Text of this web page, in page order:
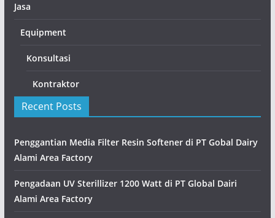
Jasa
Equipment
Konsultasi
Kontraktor
Recent Posts
Penggantian Media Filter Resin Softener di PT Gobal Dairy
Alami Area Factory
Pengadaan UV Sterillizer 1200 Watt di PT Global Dairi
Alami Area Factory